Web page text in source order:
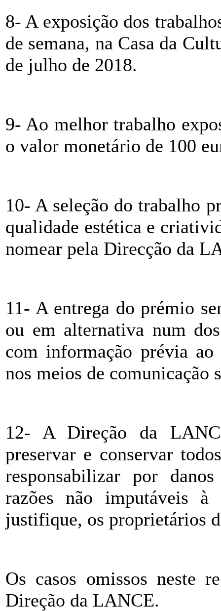
8- A exposição dos
de semana, na Casa da
de julho de 2018.
9- Ao melhor trabalho
o valor monetário de 100
10- A seleção do trabalho
qualidade estética e
nomear pela Direcção da
11- A entrega do prémio
ou em alternativa num
com informação prévia
nos meios de comunicação
12- A Direção da
preservar e conservar
responsabilizar por
razões não imputáveis à
justifique, os proprietários
Os casos omissos neste
Direção da LANCE.